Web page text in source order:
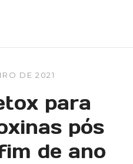
DE 2021
para
pós
de ano